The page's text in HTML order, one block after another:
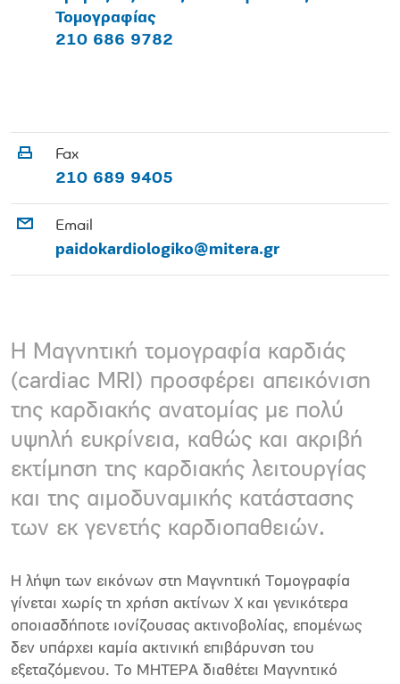
Τομογραφίας
210 686 9782
Fax
210 689 9405
Email
paidokardiologiko@mitera.gr
Η Μαγνητική τομογραφία καρδιάς
(cardiac MRI) προσφέρει απεικόνιση
της καρδιακής ανατομίας με πολύ
υψηλή ευκρίνεια, καθώς και ακριβή
εκτίμηση της καρδιακής λειτουργίας
και της αιμοδυναμικής κατάστασης
των εκ γενετής καρδιοπαθειών.
Η λήψη των εικόνων στη Μαγνητική Τομογραφία
γίνεται χωρίς τη χρήση ακτίνων X και γενικότερα
οποιασδήποτε ιονίζουσας ακτινοβολίας, επομένως
δεν υπάρχει καμία ακτινική επιβάρυνση του
εξεταζόμενου. Το ΜΗΤΕΡΑ διαθέτει Μαγνητικό